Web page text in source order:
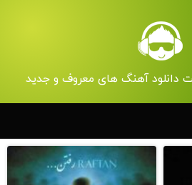
دانلود آهنگ های معروف و جدید